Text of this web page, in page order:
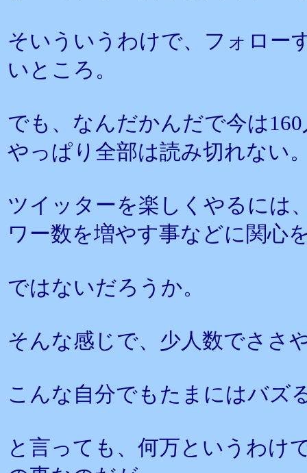
そいういうわけで、フォロー
いところ。
でも、なんだかんだで今は
やっぱり全部は読み切れない
ツイッターを楽しくやるには
ワー数を増やす事などに関心
ではないだろうか。
そんな感じで、少人数でささ
こんな自分でもたまにはバズ
と言っても、何万というわ